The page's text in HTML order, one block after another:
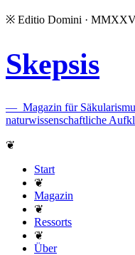
※ Editio Domini ·
Skepsis
— Magazin für
naturwissenschaftliche
❦
Start
❦
Magazin
❦
Ressorts
❦
Über